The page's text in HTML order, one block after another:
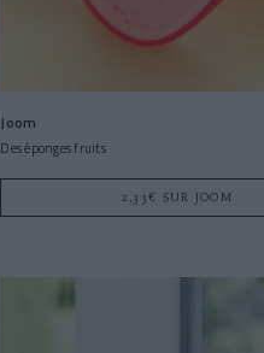
Joom
Des éponges fruits
2,33€ SUR JOOM